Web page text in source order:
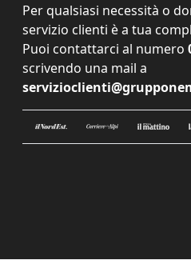
Per qualsiasi necessità o
servizio clienti è a tua
Puoi contattarci al numero
scrivendo una mail a